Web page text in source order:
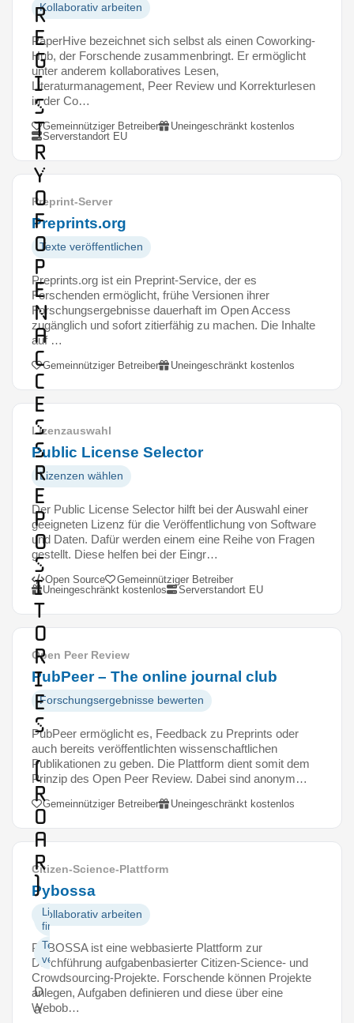
R
e
g
i
s
t
r
y
o
f
O
p
e
n
A
c
c
e
s
s
R
e
p
o
s
i
t
o
r
i
e
s
(
R
O
A
R
)
Literatur
finden
Texte
veröffentlichen
D
a
Kollaborativ arbeiten
PaperHive bezeichnet sich selbst als einen Coworking-
Hub, der Forschende zusammenbringt. Er ermöglicht
unter anderem kollaboratives Lesen,
Literaturmanagement, Peer Review und Korrekturlesen
in der Co…
Gemeinnütziger Betreiber
Uneingeschränkt kostenlos
Serverstandort EU
Preprint-Server
Preprints.org
Texte veröffentlichen
Preprints.org ist ein Preprint-Service, der es
Forschenden ermöglicht, frühe Versionen ihrer
Forschungsergebnisse dauerhaft im Open Access
zugänglich und sofort zitierfähig zu machen. Die Inhalte
auf …
Gemeinnütziger Betreiber Uneingeschränkt kostenlos
Lizenzauswahl
Public License Selector
Lizenzen wählen
Der Public License Selector hilft bei der Auswahl einer
geeigneten Lizenz für die Veröffentlichung von Software
und Daten. Dafür werden einem eine Reihe von Fragen
gestellt. Diese helfen bei der Eingr…
Open Source
Gemeinnütziger Betreiber
Uneingeschränkt kostenlos
Serverstandort EU
Open Peer Review
PubPeer – The online journal club
Forschungsergebnisse bewerten
PubPeer ermöglicht es, Feedback zu Preprints oder
auch bereits veröffentlichten wissenschaftlichen
Publikationen zu geben. Die Plattform dient somit dem
Prinzip des Open Peer Review. Dabei sind anonym…
Gemeinnütziger Betreiber Uneingeschränkt kostenlos
Citizen-Science-Plattform
Pybossa
Kollaborativ arbeiten
PYBOSSA ist eine webbasierte Plattform zur
Durchführung aufgabenbasierter Citizen-Science- und
Crowdsourcing-Projekte. Forschende können Projekte
anlegen, Aufgaben definieren und diese über eine
Webob…